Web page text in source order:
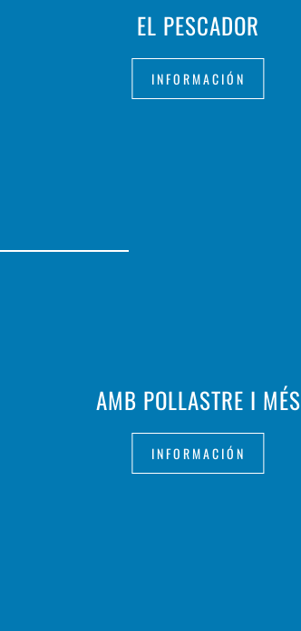
EL PESCADOR
INFORMACIÓN
AMB POLLASTRE I MÉS
INFORMACIÓN